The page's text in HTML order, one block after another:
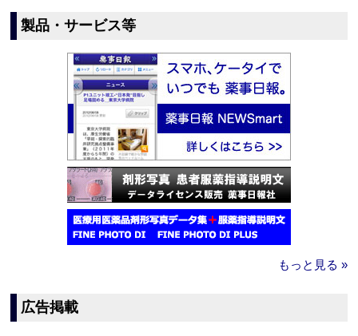
製品・サービス等
もっと見る »
広告掲載